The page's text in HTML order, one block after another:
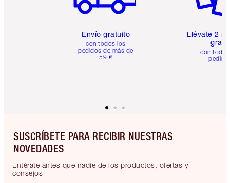
Envío gratuito
con todos los
pedidos de más de
59 €
Llévate 2
gratis
con
SUSCRÍBETE PARA RECIBIR NUESTRAS
NOVEDADES
Entérate antes que nadie de los productos, ofertas y
consejos